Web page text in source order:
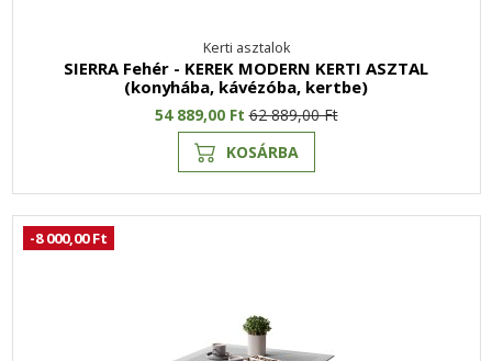
Kerti asztalok
SIERRA Fehér - KEREK MODERN KERTI ASZTAL
(konyhába, kávézóba, kertbe)
54 889,00 Ft62 889,00 Ft
KOSÁRBA
-8 000,00 Ft